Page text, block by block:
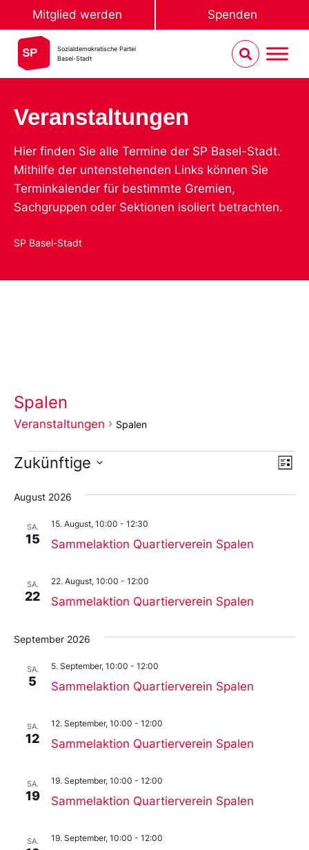
Mitglied werden Spenden
Sozialdemokratische Partei
Basel-Stadt
Veranstaltungen
Hier finden Sie alle Termine der SP Basel-Stadt.
Mithilfe der untenstehenden Links können Sie
Terminkalender für bestimmte Gremien,
Sachgruppen oder Sektionen isoliert betrachten.
SP Basel-Stadt
Spalen
Veranstaltungen Spalen
Liste
Zukünftige
Sie
das
aus.
August 2026
SA.
15 Sammelaktion Quartierverein Spalen
15. August, 10:00 - 12:30
SA.
22 Sammelaktion Quartierverein Spalen
22. August, 10:00 - 12:00
September 2026
SA.
5 Sammelaktion Quartierverein Spalen
5. September, 10:00 - 12:00
SA.
12 Sammelaktion Quartierverein Spalen
12. September, 10:00 - 12:00
SA.
19 Sammelaktion Quartierverein Spalen
19. September, 10:00 - 12:00
SA. 19. September, 10:00 - 12:00